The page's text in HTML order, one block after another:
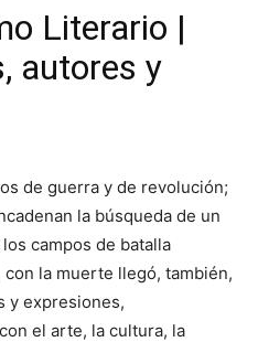
Literario |
autores y
de guerra y de revolución;
la búsqueda de un
campos de batalla
la muerte llegó, también,
y expresiones,
el arte, la cultura, la